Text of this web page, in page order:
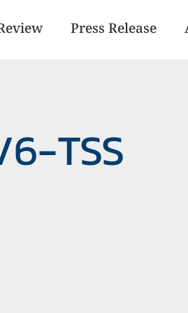
Press Release
TSS